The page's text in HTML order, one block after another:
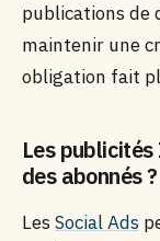
publications de
maintenir une
obligation fait
Les
des abonnés ?
Les Social Ads